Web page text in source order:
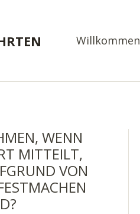
Willkommen
WENN
MITTEILT,
VON